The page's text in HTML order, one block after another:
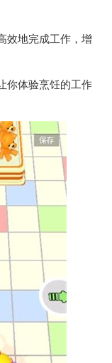
效地完成工作，增
你体验烹饪的工作